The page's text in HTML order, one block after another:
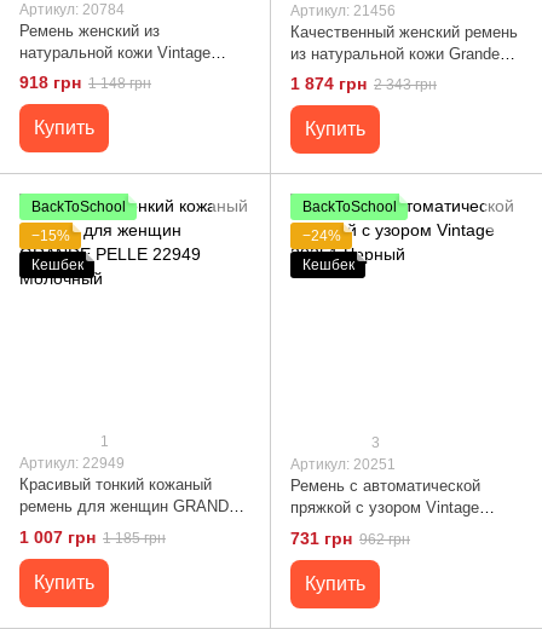
Артикул: 20784
Ремень женский из
натуральной кожи Vintage
20784 Коричневый
918 грн 1 148 грн
Купить
Артикул: 21456
Качественный женский ремень
из натуральной кожи Grande
Pelle 21456 Красный
1 874 грн 2 343 грн
Купить
BackToSchool
−15%
Кешбек
1
Артикул: 22949
Красивый тонкий кожаный
ремень для женщин GRANDE
PELLE 22949 Молочный
1 007 грн 1 185 грн
Купить
BackToSchool
−24%
Кешбек
3
Артикул: 20251
Ремень с автоматической
пряжкой с узором Vintage
20251 Черный
731 грн 962 грн
Купить